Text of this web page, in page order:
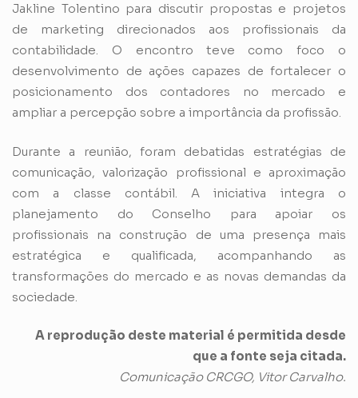
Jakline Tolentino para discutir propostas e projetos
de marketing direcionados aos profissionais da
contabilidade. O encontro teve como foco o
desenvolvimento de ações capazes de fortalecer o
posicionamento dos contadores no mercado e
ampliar a percepção sobre a importância da profissão.
Durante a reunião, foram debatidas estratégias de
comunicação, valorização profissional e aproximação
com a classe contábil. A iniciativa integra o
planejamento do Conselho para apoiar os
profissionais na construção de uma presença mais
estratégica e qualificada, acompanhando as
transformações do mercado e as novas demandas da
sociedade.
A reprodução deste material é permitida desde
que a fonte seja citada.
Comunicação CRCGO, Vitor Carvalho.